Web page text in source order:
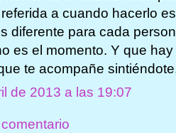
a cuando hacerlo
diferente para cada
es el momento. Y que
te acompañe
de 2013 a las 19:07